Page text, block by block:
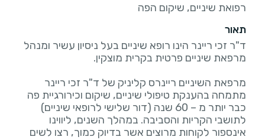
רפואת שיניים, שיקום הפה
תאור
ד"ר זכי ריינר הינו רופא שיניים בעל ניסיון עשיר ומנהל
מרפאת השיניים ריינרס קליניק של ד"ר זכי ריינר
מתמחה בהענקת טיפולי שיניים, שיקום וכירורגיית פה
כבר יותר מ – 60 שנה (דור שלישי לרופאי שיניים)
לתושבי הקריות והסביבה. במהלך השנים, ליווינו
אינספור לקוחות מרוצים אשר בדיוק כמוך, רצו לשים